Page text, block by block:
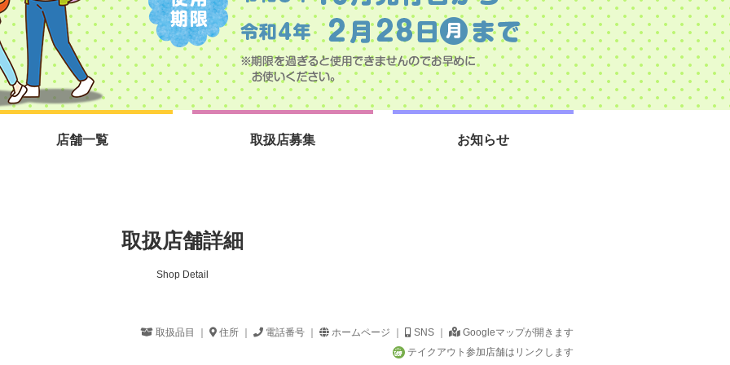
店舗一覧 取扱店募集 お知らせ
取扱店舗詳細
Shop Detail
取扱品目 ｜ 住所 ｜ 電話番号 ｜ ホームページ ｜ SNS ｜
Googleマップが開きます
テイクアウト参加店舗はリンクします